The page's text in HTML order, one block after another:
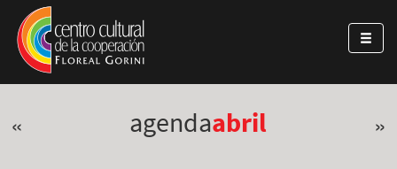
Pasar al contenido principal
Jump to main content
« agendaabril »